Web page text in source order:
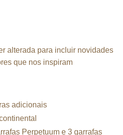
alterada para incluir novidades
que nos inspiram
adicionais
Perpetuum e 3 garrafas